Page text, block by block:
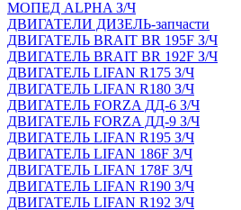
МОПЕД ALPHA З/Ч
ДВИГАТЕЛИ ДИЗЕЛЬ-запчасти
ДВИГАТЕЛЬ BRAIT BR 195F З/Ч
ДВИГАТЕЛЬ BRAIT BR 192F З/Ч
ДВИГАТЕЛЬ LIFAN R175 З/Ч
ДВИГАТЕЛЬ LIFAN R180 З/Ч
ДВИГАТЕЛЬ FORZA ДД-6 З/Ч
ДВИГАТЕЛЬ FORZA ДД-9 З/Ч
ДВИГАТЕЛЬ LIFAN R195 З/Ч
ДВИГАТЕЛЬ LIFAN 186F З/Ч
ДВИГАТЕЛЬ LIFAN 178F З/Ч
ДВИГАТЕЛЬ LIFAN R190 З/Ч
ДВИГАТЕЛЬ LIFAN R192 З/Ч